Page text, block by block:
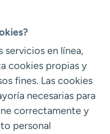
servicios en línea,
cookies propias y
fines. Las cookies
necesarias para
correctamente y
personal